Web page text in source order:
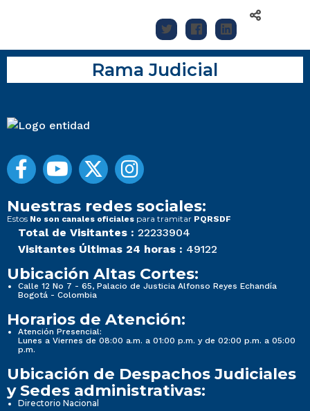
Rama Judicial
Nuestras redes sociales:
Estos No son canales oficiales para tramitar PQRSDF
Total de Visitantes : 22233904
Visitantes Últimas 24 horas : 49122
Ubicación Altas Cortes:
Calle 12 No 7 - 65, Palacio de Justicia Alfonso Reyes Echandía
Bogotá - Colombia
Horarios de Atención:
Atención Presencial:
Lunes a Viernes de 08:00 a.m. a 01:00 p.m. y de 02:00 p.m. a 05:00
p.m.
Ubicación de Despachos Judiciales
y Sedes administrativas:
Directorio Nacional